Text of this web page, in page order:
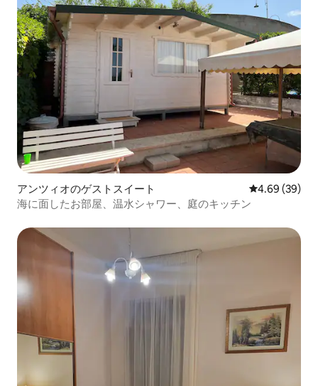
アンツィオのゲストスイート レビュー39
4.69 (39)
海に面したお部屋、温水シャワー、庭のキッチン